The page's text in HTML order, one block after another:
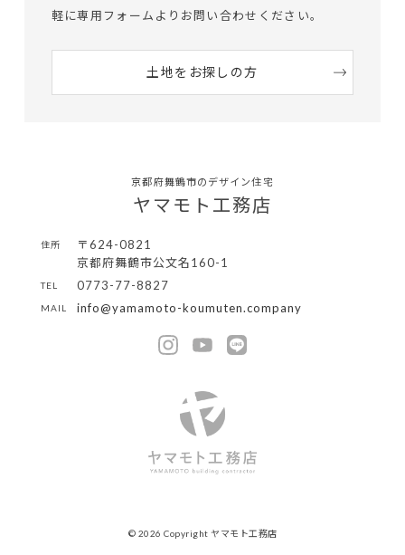
軽に専用フォームよりお問い合わせください。
土地をお探しの方
京都府舞鶴市のデザイン住宅
ヤマモト工務店
住所
〒624-0821
京都府舞鶴市公文名160-1
TEL 0773-77-8827
MAIL info@yamamoto-koumuten.company
© 2026 Copyright ヤマモト工務店